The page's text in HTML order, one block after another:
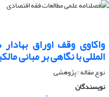
واکاوی وقف اوراق
المللی با نگاهی بر مبانی
نوع مقاله : پژوهشی
نویسندگان